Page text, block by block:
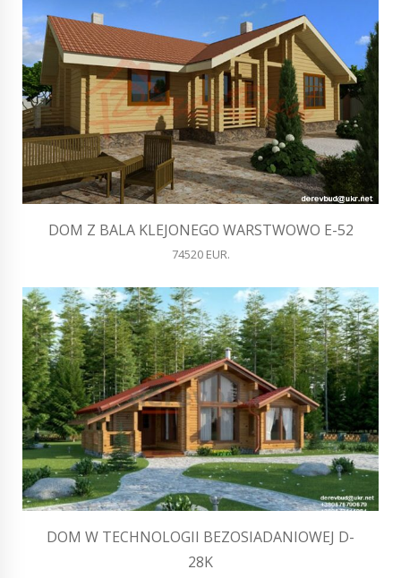
DOM Z BALA KLEJONEGO WARSTWOWO E-52
74520 EUR.
DOM W TECHNOLOGII BEZOSIADANIOWEJ D-
28K